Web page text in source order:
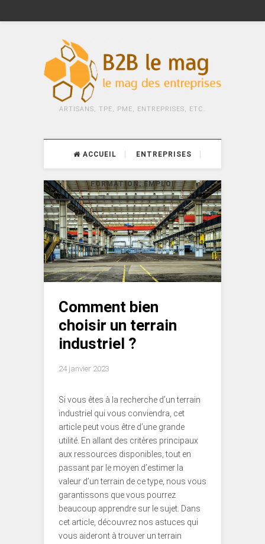
ARTISANS, TPE, PME, ENTREPRISES, ETC.
ACCUEIL ENTREPRISES
FORMATION, EMPLOI
Comment bien
choisir un terrain
industriel ?
24 janvier 2023
Si vous êtes à la recherche d’un terrain
industriel qui vous conviendra, cet
article peut vous être d’une grande
utilité. En allant des critères principaux
aux ressources disponibles, tout en
passant par le moyen d’estimer la
valeur d’un terrain de ce type, nous vous
garantissons que vous pourrez
beaucoup apprendre sur le sujet. Dans
cet article, découvrez nos astuces qui
vous aideront à trouver un terrain